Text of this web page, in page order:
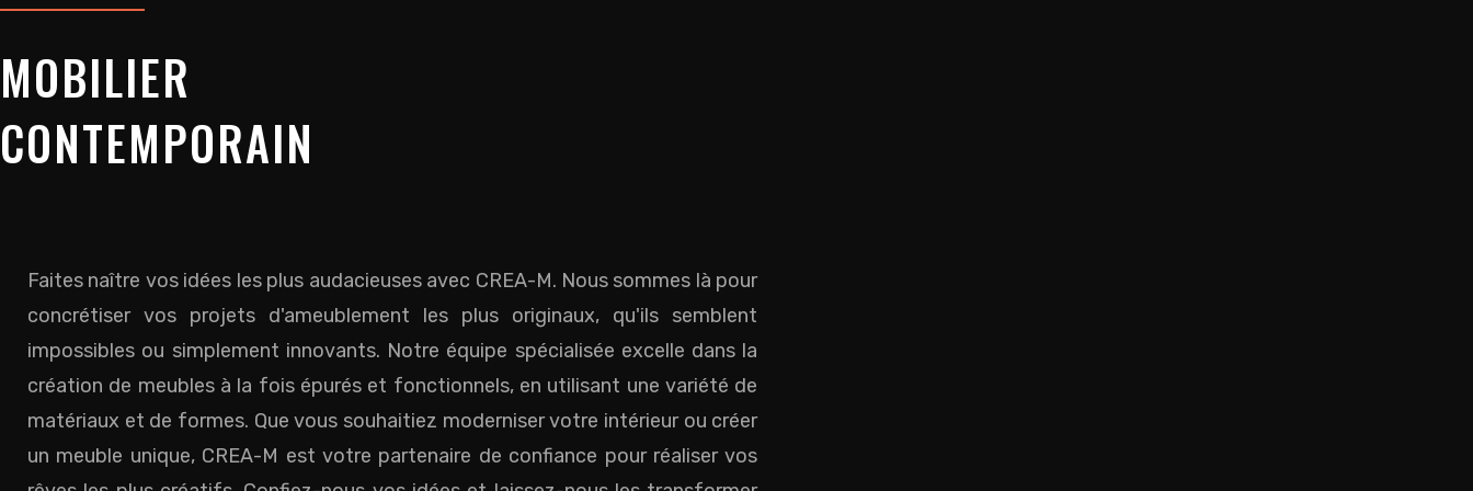
MOBILIER
CONTEMPORAIN
Faites naître vos idées les plus audacieuses avec CREA-M. Nous sommes là pour
concrétiser vos projets d'ameublement les plus originaux, qu'ils semblent
impossibles ou simplement innovants. Notre équipe spécialisée excelle dans la
création de meubles à la fois épurés et fonctionnels, en utilisant une variété de
matériaux et de formes. Que vous souhaitiez moderniser votre intérieur ou créer
un meuble unique, CREA-M est votre partenaire de confiance pour réaliser vos